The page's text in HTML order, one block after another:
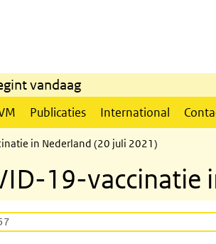
vandaag
Publicaties International
in Nederland (20 juli 2021)
19-vaccinatie